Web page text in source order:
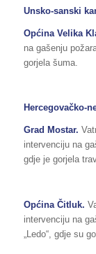
Unsko-sanski
Općina Velika
na gašenju
gorjela šuma.
Hercegovačko-
Grad Mostar.
intervenciju na
gdje je gorjela
Općina Čitluk.
intervenciju na
„Ledo“, gdje su